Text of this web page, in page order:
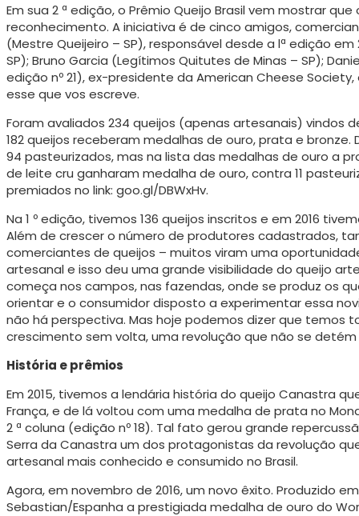
Em sua 2 ª edição, o Prêmio Queijo Brasil vem mostrar
reconhecimento. A iniciativa é de cinco amigos,
(Mestre Queijeiro – SP), responsável desde a lª edição
SP); Bruno Gar­cia (Legítimos Quitutes de Minas – SP);
edição nº 21), ex-presidente da American Cheese
esse que vos escreve.
Foram avaliados 234 queijos (apenas artesanais) vindos de
182 queijos receberam medalhas de ouro, prata e
94 pasteurizados, mas na lista das medalhas de ouro a
de leite cru ganharam medalha de ouro, contra 11
premiados no link: goo.gl/DBWxHv.
Na 1 º edição, tivemos 136 queijos inscritos e em 2016
Além de crescer o número de produtores cadastrados,
comerciantes de queijos – muitos viram uma
artesanal e isso deu uma grande visibilidade do queijo
começa nos campos, nas fazendas, onde se produz os
orientar e o consumidor disposto a experimentar essa
não há perspectiva. Mas hoje podemos dizer que
crescimento sem volta, uma revolução que não se detém
História e prêmios
Em 2015, tivemos a lendária história do queijo Canastra
França, e de lá voltou com uma medalha de prata no
2 ª coluna (edição nº 18). Tal fato gerou grande
Serra da Canastra um dos protagonistas da revolução
artesanal mais conhecido e consumido no Brasil.
Agora, em novembro de 2016, um novo êxito. Produzido
Sebastian/Espa­nha a prestigiada medalha de ouro do